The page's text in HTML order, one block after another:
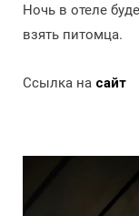
Ночь в отеле
взять питомца.
Ссылка на сайт